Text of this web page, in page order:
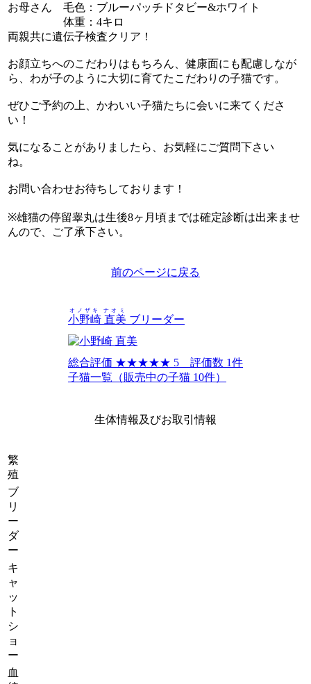
お母さん 毛色：ブルーパッチドタビー&ホワイト
体重：4キロ
両親共に遺伝子検査クリア！
お顔立ちへのこだわりはもちろん、健康面にも配慮しなが
ら、わが子のように大切に育てたこだわりの子猫です。
ぜひご予約の上、かわいい子猫たちに会いに来てくださ
い！
気になることがありましたら、お気軽にご質問下さい
ね。
お問い合わせお待ちしております！
※雄猫の停留睾丸は生後8ヶ月頃までは確定診断は出来ませ
んので、ご了承下さい。
前のページに戻る
小野崎 直美
オノザキ ナオミ
ブリーダー
総合評価 ★★★★★ 5 評価数 1件
子猫一覧（販売中の子猫 10件）
生体情報及びお取引情報
繁
殖
ブ
リ
ー
ダ
ー
キ
ャ
ッ
ト
シ
ョ
ー
血